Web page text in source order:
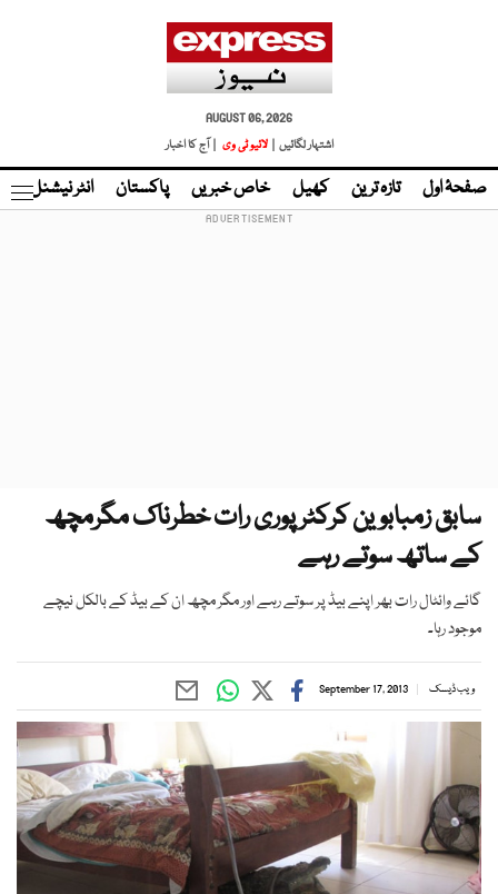
AUGUST 06, 2026
اشتہار لگائیں |
لائیو ٹی وی | آج کا اخبار
صفحۂ اول تازہ ترین کھیل خاص خبریں پاکستان انٹر نیشنل
سابق زمبابوین کرکٹر پوری رات خطرناک مگرمچھ
کے ساتھ سوتے رہے
گائے وائٹال رات بھر اپنے بیڈ پر سوتے رہے اور مگر مچھ ان کے بیڈ کے بالکل نیچے
موجود رہا۔
ویب ڈیسک September 17, 2013